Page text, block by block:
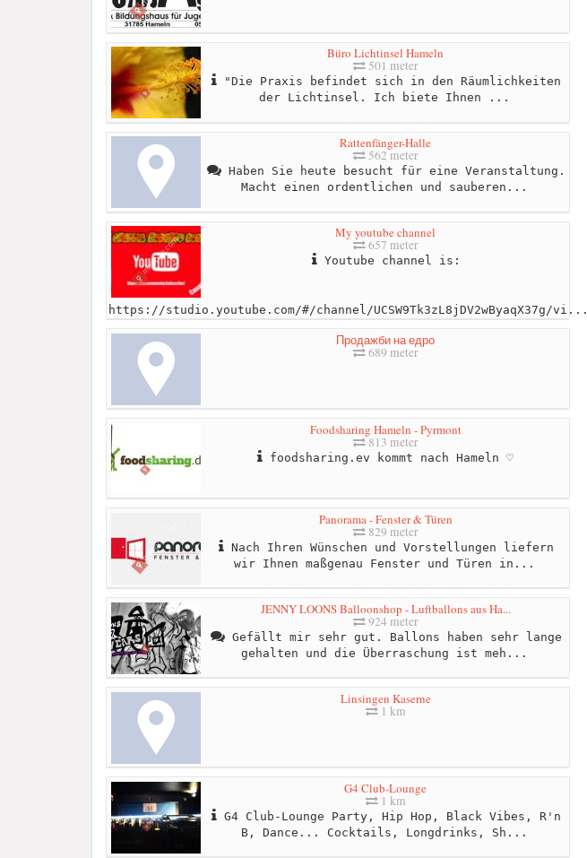
Büro Lichtinsel Hameln
501 meter
"Die Praxis befindet sich in den Räumlichkeiten
der Lichtinsel. Ich biete Ihnen ...
Rattenfänger-Halle
562 meter
Haben Sie heute besucht für eine Veranstaltung.
Macht einen ordentlichen und sauberen...
My youtube channel
657 meter
Youtube channel is:
https://studio.youtube.com/#/channel/UCSW9Tk3zL8jDV2wByaqX37g/vi...
Продажби на едро
689 meter
Foodsharing Hameln - Pyrmont
813 meter
foodsharing.ev kommt nach Hameln ♡
Panorama - Fenster & Türen
829 meter
Nach Ihren Wünschen und Vorstellungen liefern
wir Ihnen maßgenau Fenster und Türen in...
JENNY LOONS Balloonshop - Luftballons aus Ha...
924 meter
Gefällt mir sehr gut. Ballons haben sehr lange
gehalten und die Überraschung ist meh...
Linsingen Kaserne
1 km
G4 Club-Lounge
1 km
G4 Club-Lounge Party, Hip Hop, Black Vibes, R'n
B, Dance... Cocktails, Longdrinks, Sh...